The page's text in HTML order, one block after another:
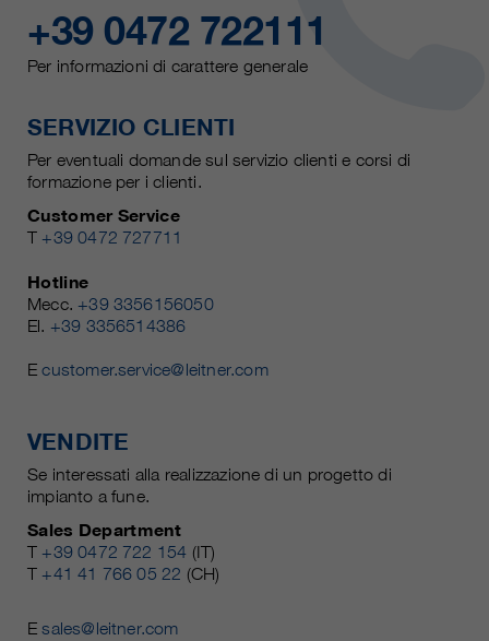
+39 0472 722111
Per informazioni di carattere generale
SERVIZIO CLIENTI
Per eventuali domande sul servizio clienti e corsi di
formazione per i clienti.
Customer Service
T +39 0472 727711
Hotline
Mecc. +39 3356156050
El. +39 3356514386
Ecustomer.service@leitner.com
VENDITE
Se interessati alla realizzazione di un progetto di
impianto a fune.
Sales Department
T +39 0472 722 154 (IT)
T +41 41 766 05 22 (CH)
Esales@leitner.com